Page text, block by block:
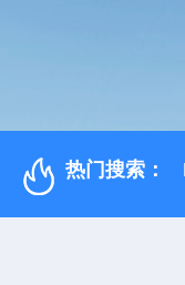
热门搜索：